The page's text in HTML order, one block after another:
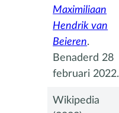
Maximiliaan
Hendrik van
Beieren.
Benaderd 28
februari 2022.
Wikipedia